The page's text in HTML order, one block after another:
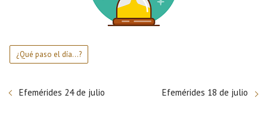
¿Qué paso el día...?
Efemérides 24 de julio Efemérides 18 de julio